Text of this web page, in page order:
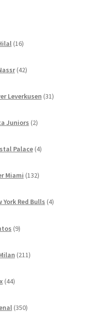
16izdelkov
42izdelkov
Leverkusen 31izdelkov
Juniors 2izdelka
Palace 4izdelki
Miami 132izdelkov
Red Bulls 4izdelki
9izdelkov
211izdelkov
44izdelkov
350izdelkov